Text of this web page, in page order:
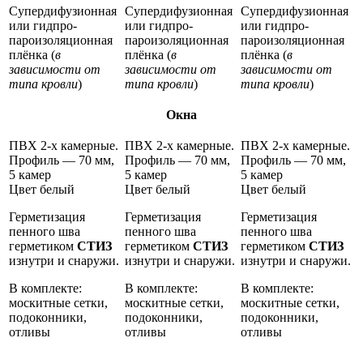
Супердифузионная
или гидпро-
пароизоляционная
плёнка (в
зависимости от
типа кровли)
Супердифузионная
или гидпро-
пароизоляционная
плёнка (в
зависимости от
типа кровли)
Супердифузионная
или гидпро-
пароизоляционная
плёнка (в
зависимости от
типа кровли)
Окна
ПВХ 2-х камерные.
Профиль — 70 мм,
5 камер
Цвет белый
Герметизация
пенного шва
герметиком СТИЗ
изнутри и снаружи.
В комплекте:
москитные сетки,
подоконники,
отливы
ПВХ 2-х камерные.
Профиль — 70 мм,
5 камер
Цвет белый
Герметизация
пенного шва
герметиком СТИЗ
изнутри и снаружи.
В комплекте:
москитные сетки,
подоконники,
отливы
ПВХ 2-х камерные.
Профиль — 70 мм,
5 камер
Цвет белый
Герметизация
пенного шва
герметиком СТИЗ
изнутри и снаружи.
В комплекте:
москитные сетки,
подоконники,
отливы